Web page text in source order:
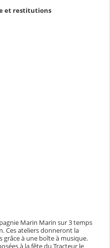
et restitutions
Marin Marin sur 3 temps
Ces ateliers donneront la
à une boîte à musique.
à la fête du Tracteur le